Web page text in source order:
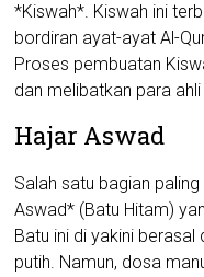
*Kiswah*. Kiswah ini
bordiran ayat-ayat Al-
Proses pembuatan
dan melibatkan para
Hajar Aswad
Salah satu bagian
Aswad* (Batu Hitam)
Batu ini di yakini
putih. Namun, dosa